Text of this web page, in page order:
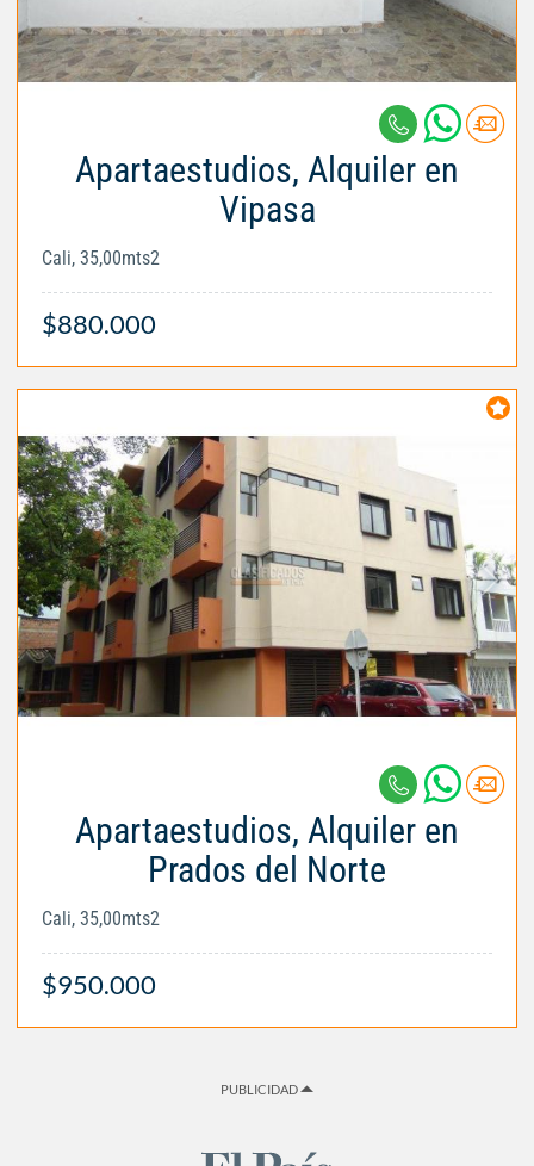
Apartaestudios, Alquiler en
Vipasa
Cali, 35,00mts2
$880.000
Apartaestudios, Alquiler en
Prados del Norte
Cali, 35,00mts2
$950.000
PUBLICIDAD